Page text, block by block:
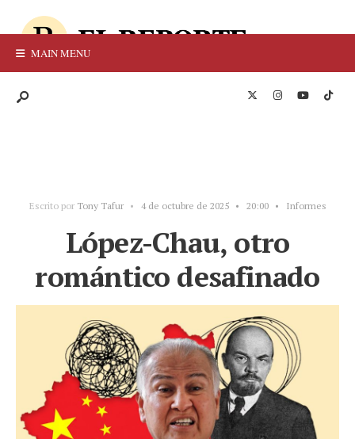
MAIN MENU
Escrito por Tony Tafur • 4 de octubre de 2025 • 20:00 • Informes
López-Chau, otro
romántico desafinado